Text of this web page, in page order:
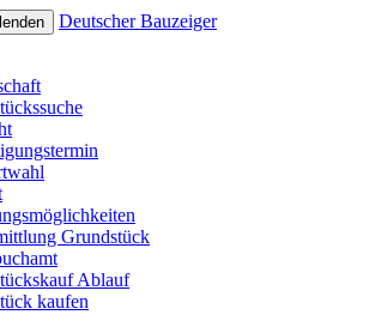
Deutscher Bauzeiger
Grundstück
Ablauf
kaufen